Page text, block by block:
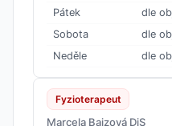
Pátek
dle
Sobota
dle
Neděle
dle
Fyzioterapeut
Marcela Bajzová DiS